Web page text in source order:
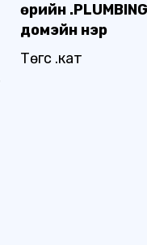
Өөрийн
домэйн нэр
Төгс .кат